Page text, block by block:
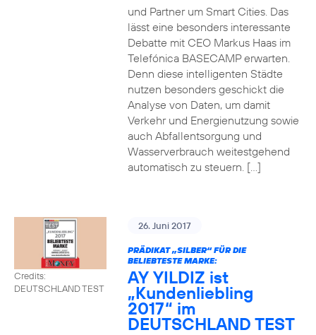
und Partner um Smart Cities. Das
lässt eine besonders interessante
Debatte mit CEO Markus Haas im
Telefónica BASECAMP erwarten.
Denn diese intelligenten Städte
nutzen besonders geschickt die
Analyse von Daten, um damit
Verkehr und Energienutzung sowie
auch Abfallentsorgung und
Wasserverbrauch weitestgehend
automatisch zu steuern. […]
Credits:
DEUTSCHLAND TEST
26. Juni 2017
PRÄDIKAT „SILBER“ FÜR DIE
BELIEBTESTE MARKE:
AY YILDIZ ist
„Kundenliebling
2017“ im
DEUTSCHLAND TEST